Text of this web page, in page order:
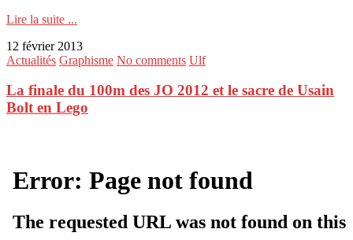
Lire la suite ...
12 février 2013
Actualités Graphisme No comments Ulf
La finale du 100m des JO 2012 et le sacre de Usain
Bolt en Lego